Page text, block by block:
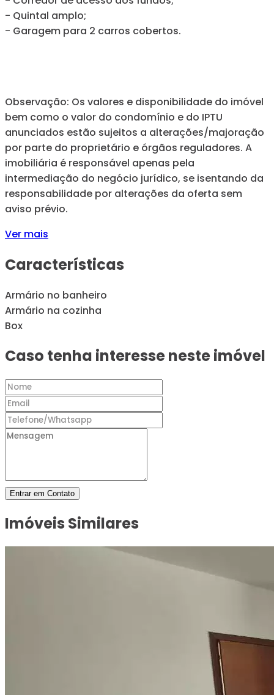
- Quintal amplo;
- Garagem para 2 carros cobertos.
Observação: Os valores e disponibilidade do imóvel
bem como o valor do condomínio e do IPTU
anunciados estão sujeitos a alterações/majoração
por parte do proprietário e órgãos reguladores. A
imobiliária é responsável apenas pela
intermediação do negócio jurídico, se isentando da
responsabilidade por alterações da oferta sem
aviso prévio.
Ver mais
Características
Armário no banheiro
Armário na cozinha
Box
Caso tenha interesse neste imóvel
Entrar em Contato
Imóveis Similares